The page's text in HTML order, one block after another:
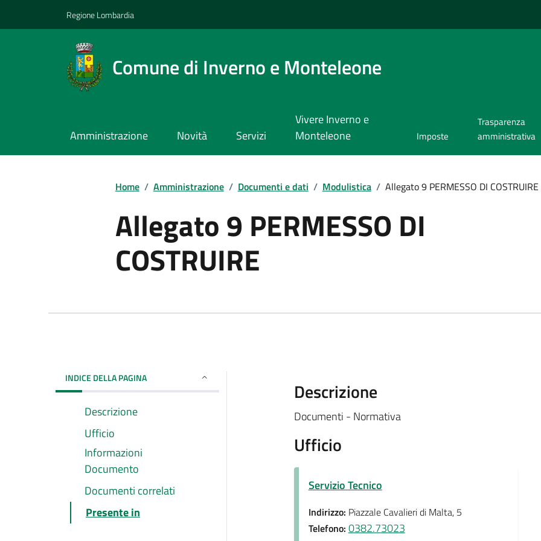
Regione Lombardia
Comune di Inverno e Monteleone
Amministrazione Novità Servizi
Vivere Inverno e
Monteleone
Imposte
Trasparenza
amministrativa
Home / Amministrazione / Documenti e dati / Modulistica / Allegato 9 PERMESSO DI COSTRUIRE
Allegato 9 PERMESSO DI
COSTRUIRE
INDICE DELLA PAGINA
Descrizione
Ufficio
Informazioni
Documento
Documenti correlati
Presente in
Descrizione
Documenti - Normativa
Ufficio
Servizio Tecnico
Indirizzo: Piazzale Cavalieri di Malta, 5
Telefono: 0382.73023